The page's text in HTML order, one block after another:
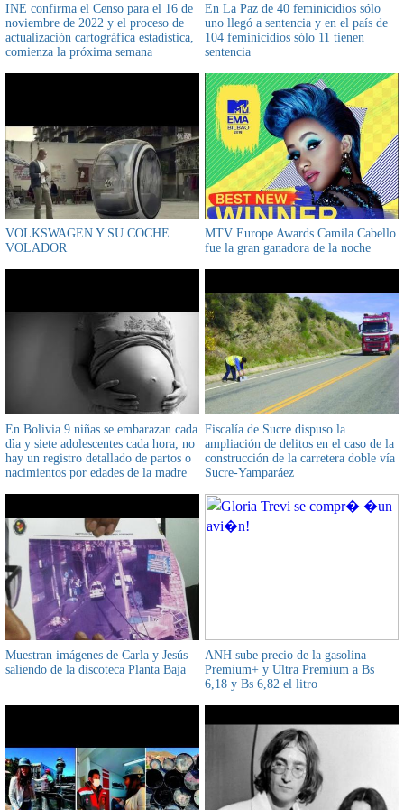
INE confirma el Censo para el 16 de
noviembre de 2022 y el proceso de
actualización cartográfica estadística,
comienza la próxima semana
En La Paz de 40 feminicidios sólo
uno llegó a sentencia y en el país de
104 feminicidios sólo 11 tienen
sentencia
VOLKSWAGEN Y SU COCHE
VOLADOR
MTV Europe Awards Camila Cabello
fue la gran ganadora de la noche
En Bolivia 9 niñas se embarazan cada
dìa y siete adolescentes cada hora, no
hay un registro detallado de partos o
nacimientos por edades de la madre
Fiscalía de Sucre dispuso la
ampliación de delitos en el caso de la
construcción de la carretera doble vía
Sucre-Yamparáez
Muestran imágenes de Carla y Jesús
saliendo de la discoteca Planta Baja
ANH sube precio de la gasolina
Premium+ y Ultra Premium a Bs
6,18 y Bs 6,82 el litro